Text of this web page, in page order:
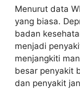
Menurut data
yang biasa.
badan
menjadi
menjangkiti
besar penyakit
dan penyakit